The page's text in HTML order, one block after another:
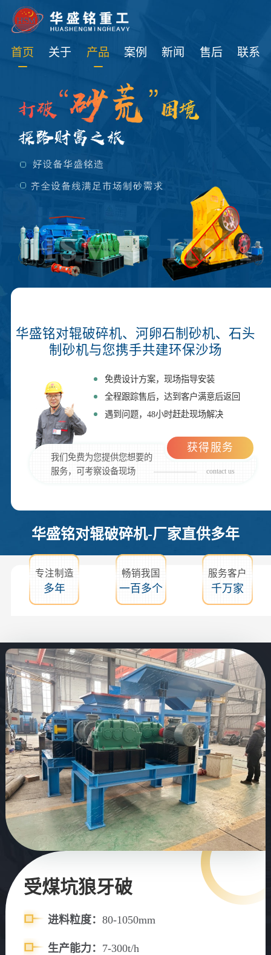
首页 关于 产品 案例 新闻 售后 联系
华盛铭对辊破碎机、河卵石制砂机、石头
制砂机与您携手共建环保沙场
免费设计方案，现场指导安装
全程跟踪售后，达到客户满意后返回
遇到问题，48小时赶赴现场解决
我们免费为您提供您想要的
服务，可考察设备现场
contact us
获得服务
华盛铭对辊破碎机-厂家直供多年
专注制造
多年
畅销我国
一百多个
服务客户
千万家
受煤坑狼牙破
进料粒度： 80-1050mm
生产能力： 7-300t/h